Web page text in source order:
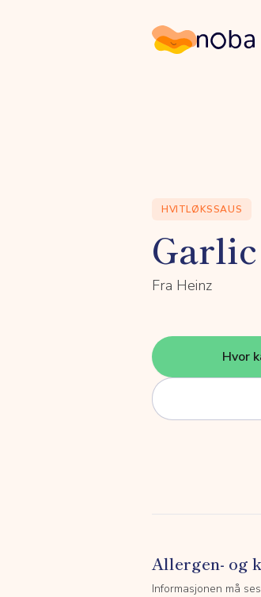
Noba
HVITLØKSSAUS
Fra Heinz
Hvor
Allergen- og
Informasjonen må